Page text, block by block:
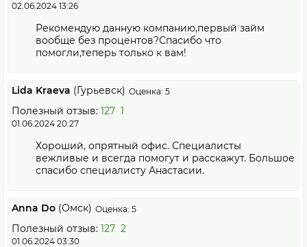
02.06.2024 13:26
Рекомендую данную компанию,первый займ
вообще без процентов?Спасибо что
помогли,теперь только к вам!
Lida Kraeva (Гурьевск) Оценка: 5
Полезный отзыв: 127 1
01.06.2024 20:27
Хороший, опрятный офис. Специалисты
вежливые и всегда помогут и расскажут. Большое
спасибо специалисту Анастасии.
Anna Do (Омск) Оценка: 5
Полезный отзыв: 127 2
01.06.2024 03:30